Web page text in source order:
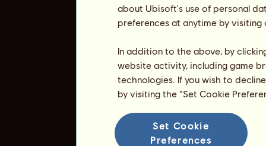
about Ubisoft's use of personal
preferences at anytime by
In addition to the above, by
website activity, including game
technologies. If you wish to
by visiting the “Set Cookie
Set Cookie
Preferences